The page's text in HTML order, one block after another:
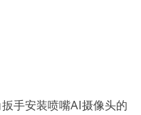
手安装喷嘴AI摄像头的